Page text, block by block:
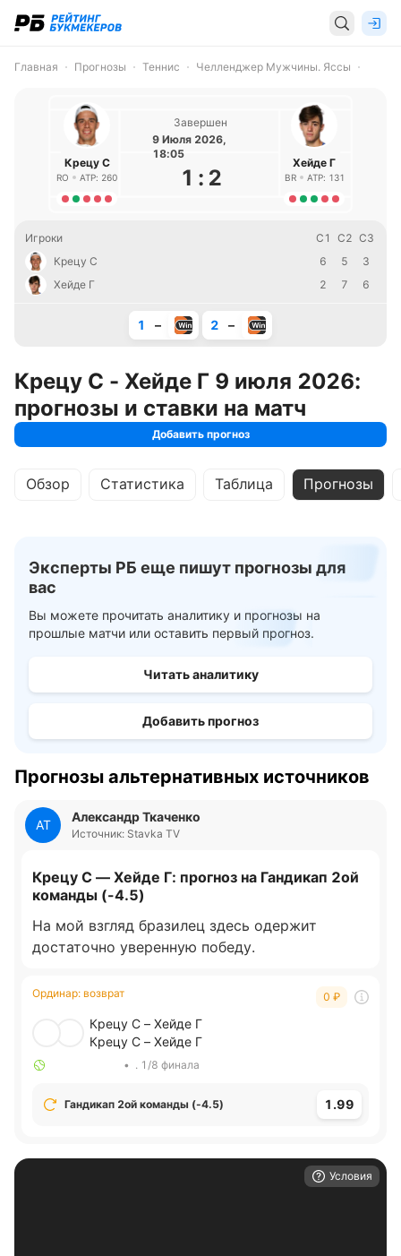
Главная Прогнозы Теннис Челленджер Мужчины. Яссы
Крецу С
RO ATP: 260
Завершен
9 Июля 2026,
18:05
1 : 2
Хейде Г
BR ATP: 131
Игроки С1 С2 С3
Крецу С
6 5
3
Хейде Г
2 7 6
1 – 2 –
Крецу С - Хейде Г 9 июля 2026:
прогнозы и ставки на матч
Добавить прогноз
Обзор Статистика Таблица Прогнозы
Эксперты РБ еще пишут прогнозы для
вас
Вы можете прочитать аналитику и прогнозы на
прошлые матчи или оставить первый прогноз.
Читать аналитику
Добавить прогноз
Прогнозы альтернативных источников
АТ
Александр Ткаченко
Источник: Stavka TV
Крецу С — Хейде Г: прогноз на Гандикап 2ой
команды (-4.5)
На мой взгляд бразилец здесь одержит
достаточно уверенную победу.
Ординар: возврат 0 ₽
Крецу С – Хейде Г
Крецу С – Хейде Г
• . 1/8 финала
Гандикап 2ой команды (-4.5) 1.99
Условия